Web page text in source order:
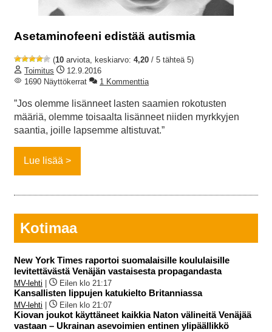
Asetaminofeeni edistää autismia
(10 arviota, keskiarvo: 4,20 / 5 tähteä 5)
Toimitus
12.9.2016
1690 Näyttökerrat
1 Kommenttia
”Jos olemme lisänneet lasten saamien rokotusten
määriä, olemme toisaalta lisänneet niiden myrkkyjen
saantia, joille lapsemme altistuvat.”
Lue lisää
Kotimaa
New York Times raportoi suomalaisille koululaisille
levitettävästä Venäjän vastaisesta propagandasta
MV-lehti Eilen klo 21:17
Kansallisten lippujen katukielto Britanniassa
MV-lehti Eilen klo 21:07
Kiovan joukot käyttäneet kaikkia Naton välineitä Venäjää
vastaan – Ukrainan asevoimien entinen ylipäällikkö